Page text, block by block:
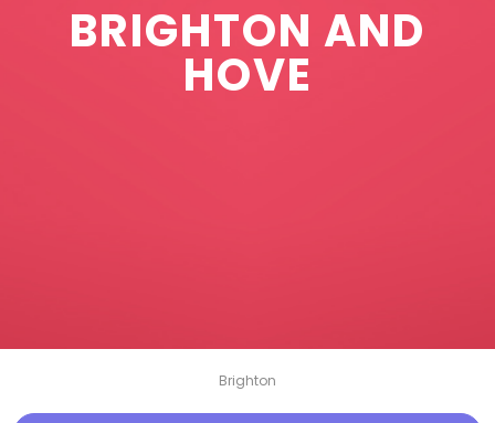
BRIGHTON AND
HOVE
Brighton